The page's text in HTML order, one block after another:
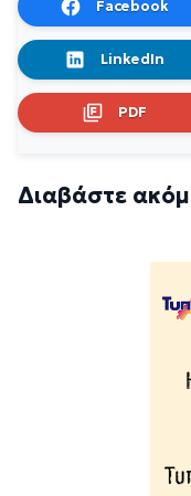
Facebook
LinkedIn
PDF
Διαβάστε